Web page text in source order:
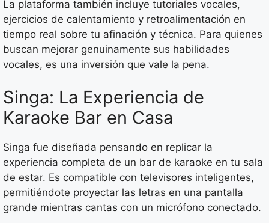
La plataforma también incluye tutoriales vocales,
ejercicios de calentamiento y retroalimentación en
tiempo real sobre tu afinación y técnica. Para quienes
buscan mejorar genuinamente sus habilidades
vocales, es una inversión que vale la pena.
Singa: La Experiencia de
Karaoke Bar en Casa
Singa fue diseñada pensando en replicar la
experiencia completa de un bar de karaoke en tu sala
de estar. Es compatible con televisores inteligentes,
permitiéndote proyectar las letras en una pantalla
grande mientras cantas con un micrófono conectado.